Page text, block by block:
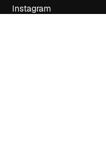
Instagram